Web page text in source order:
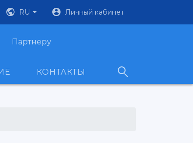
RU Личный кабинет
Партнеру
КОНТАКТЫ